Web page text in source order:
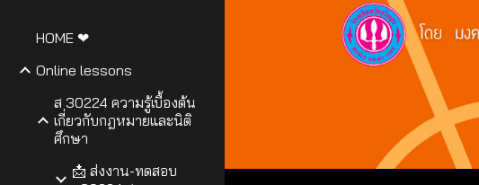
HOME ❤
Online lessons
ส 30224 ความรู้เบื้องต้น
เกี่ยวกับกฎหมายและนิติ
ศึกษา
📩 ส่งงาน-ทดสอบ